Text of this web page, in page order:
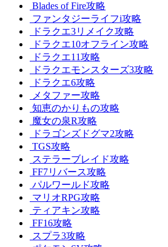
Blades of Fire攻略
ファンタジーライフi攻略
ドラクエ3リメイク攻略
ドラクエ10オフライン攻略
ドラクエ11攻略
ドラクエモンスターズ3攻略
ドラクエ6攻略
メタファー攻略
知恵のかりもの攻略
魔女の泉R攻略
ドラゴンズドグマ2攻略
TGS攻略
ステラーブレイド攻略
FF7リバース攻略
パルワールド攻略
マリオRPG攻略
ティアキン攻略
FF16攻略
スプラ3攻略